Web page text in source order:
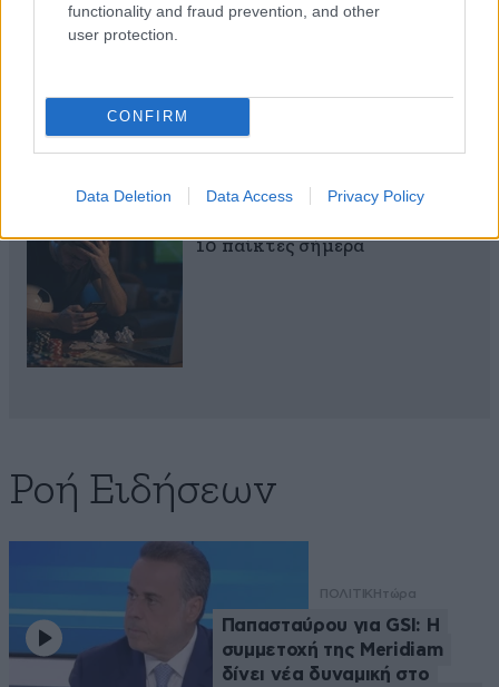
functionality and fraud prevention, and other
user protection.
CONFIRM
Data Deletion Data Access Privacy Policy
10 παίκτες σήμερα
Ροή Ειδήσεων
ΠΟΛΙΤΙΚΗτώρα
Παπασταύρου για GSI: Η
συμμετοχή της Meridiam
δίνει νέα δυναμική στο